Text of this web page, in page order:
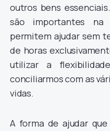
outros bens
são importantes
permitem ajudar sem
de horas
utilizar a
conciliarmos com as
vidas.
A forma de ajudar